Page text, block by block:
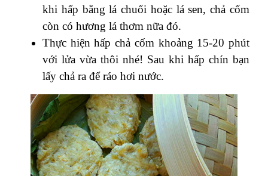
khi hấp bằng lá chuối hoặc lá sen, chả cốm
còn có hương lá thơm nữa đó.
Thực hiện hấp chả cốm khoảng 15-20 phút
với lửa vừa thôi nhé! Sau khi hấp chín bạn
lấy chả ra để ráo hơi nước.